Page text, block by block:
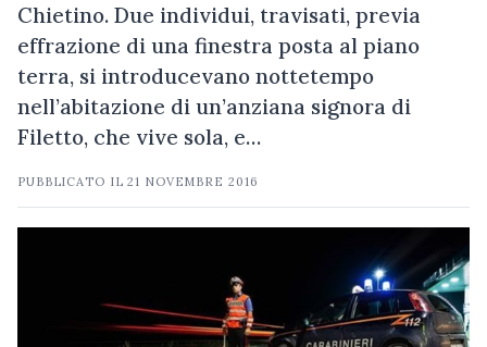
Chietino. Due individui, travisati, previa
effrazione di una finestra posta al piano
terra, si introducevano nottetempo
nell’abitazione di un’anziana signora di
Filetto, che vive sola, e…
PUBBLICATO IL21 NOVEMBRE 2016